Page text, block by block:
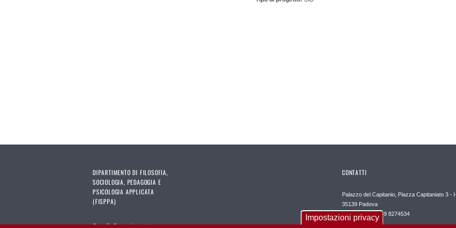
DIPARTIMENTO DI FILOSOFIA,
SOCIOLOGIA, PEDAGOGIA E
PSICOLOGIA APPLICATA
(FISPPA)
Accedi al'area riservata
CONTATTI
Palazzo del Capitanio, Piazza Capitaniato 3 -
35139 Padova
Portineria +39 049 8274534
Impostazioni privacy